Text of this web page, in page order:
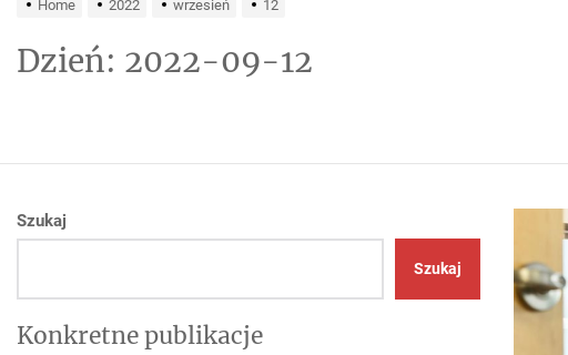
Home 2022 wrzesień 12
Dzień: 2022-09-12
Szukaj
Szukaj
Konkretne publikacje